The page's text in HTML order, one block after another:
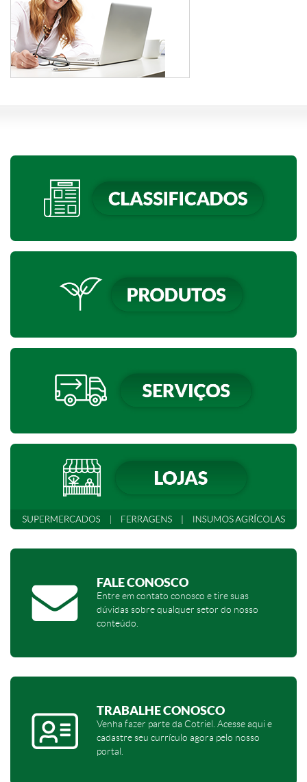
FALE CONOSCO
Entre em contato conosco e tire suas
dúvidas sobre qualquer setor do nosso
conteúdo.
TRABALHE CONOSCO
Venha fazer parte da Cotriel. Acesse aqui e
cadastre seu currículo agora pelo nosso
portal.